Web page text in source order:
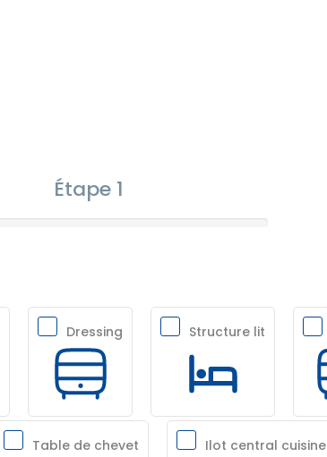
Étape 1
Dressing Structure lit
Table de chevet Ilot central cuisine